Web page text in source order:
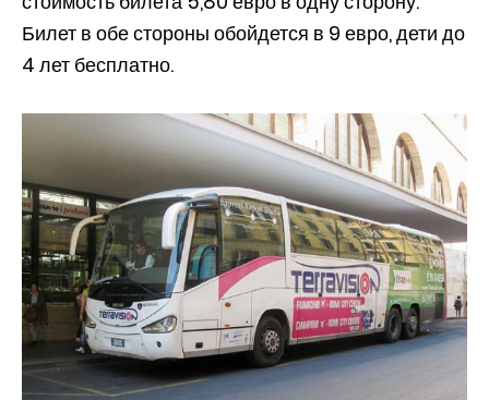
Билет в обе стороны обойдется в 9 евро, дети до
4 лет бесплатно.